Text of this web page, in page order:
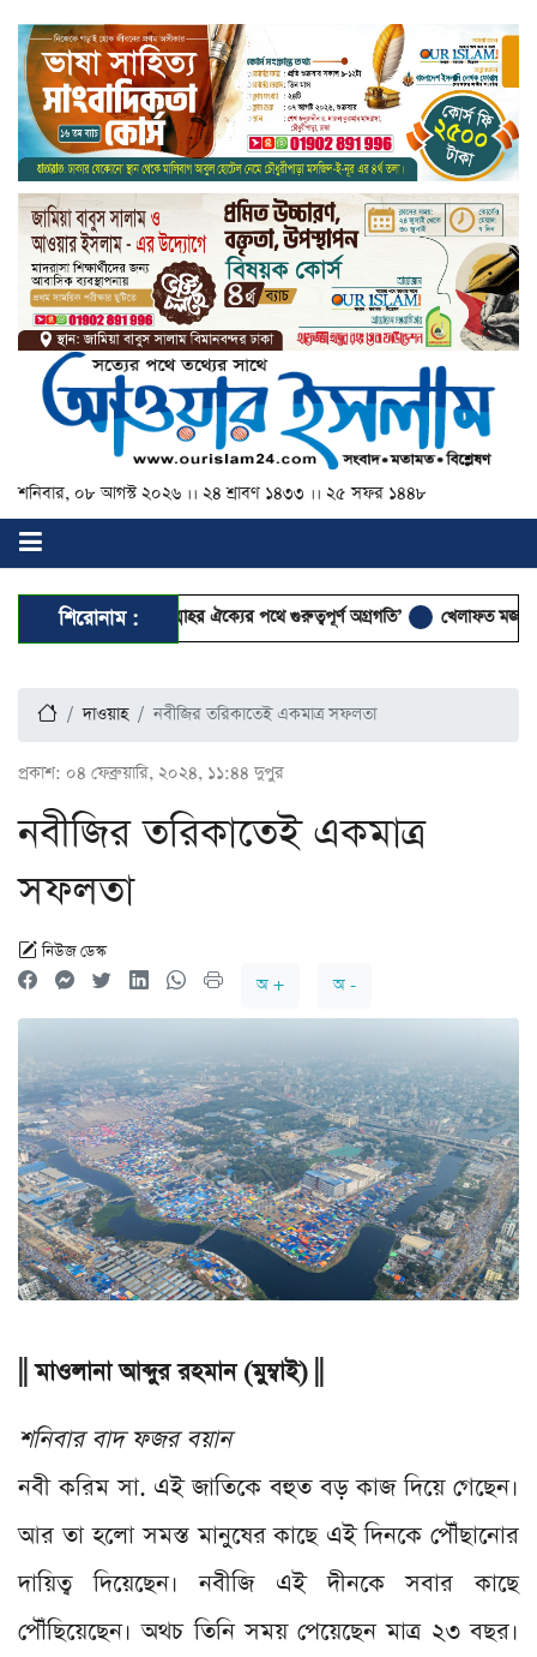
শনিবার, ০৮ আগস্ট ২০২৬ ।। ২৪ শ্রাবণ ১৪৩৩ ।। ২৫ সফর ১৪৪৮
শিরোনাম :
মুসলিম উম্মাহর ঐক্যের পথে গুরুত্বপূর্ণ অগ্রগতি’ খেলাফত মজলিসে যোগ দিলেন
দাওয়াহ নবীজির তরিকাতেই একমাত্র সফলতা
প্রকাশ: ০৪ ফেব্রুয়ারি, ২০২৪, ১১:৪৪ দুপুর
নবীজির তরিকাতেই একমাত্র
সফলতা
নিউজ ডেস্ক
অ +
অ -
|| মাওলানা আব্দুর রহমান (মুম্বাই) ||
শনিবার বাদ ফজর বয়ান
নবী করিম সা. এই জাতিকে বহুত বড় কাজ দিয়ে গেছেন।
আর তা হলো সমস্ত মানুষের কাছে এই দিনকে পৌঁছানোর
দায়িত্ব দিয়েছেন। নবীজি এই দীনকে সবার কাছে
পৌঁছিয়েছেন। অথচ তিনি সময় পেয়েছেন মাত্র ২৩ বছর।